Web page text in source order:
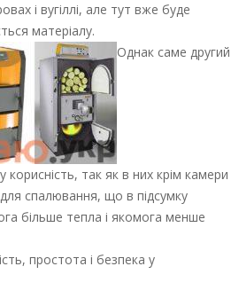
і вугіллі, але тут вже буде
матеріалу.
Однак саме другий
корисність, так як в них крім камери
спалювання, що в підсумку
більше тепла і якомога менше
простота і безпека у